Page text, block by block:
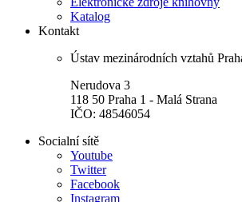
Katalog
Kontakt
Ústav mezinárodních vztahů
Nerudova 3
118 50 Praha 1 - Malá Strana
IČO: 48546054
Socialní sítě
Youtube
Twitter
Facebook
Instagram